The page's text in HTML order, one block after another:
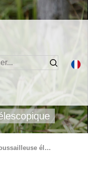
Coupe-herbe électrique et débroussailleuse électrique